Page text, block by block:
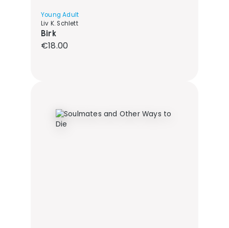
Young Adult
Liv K. Schlett
Birk
Regular price:
€18.00